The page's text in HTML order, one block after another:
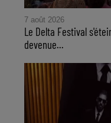
7 août 2026
Le Delta Festival
devenue...